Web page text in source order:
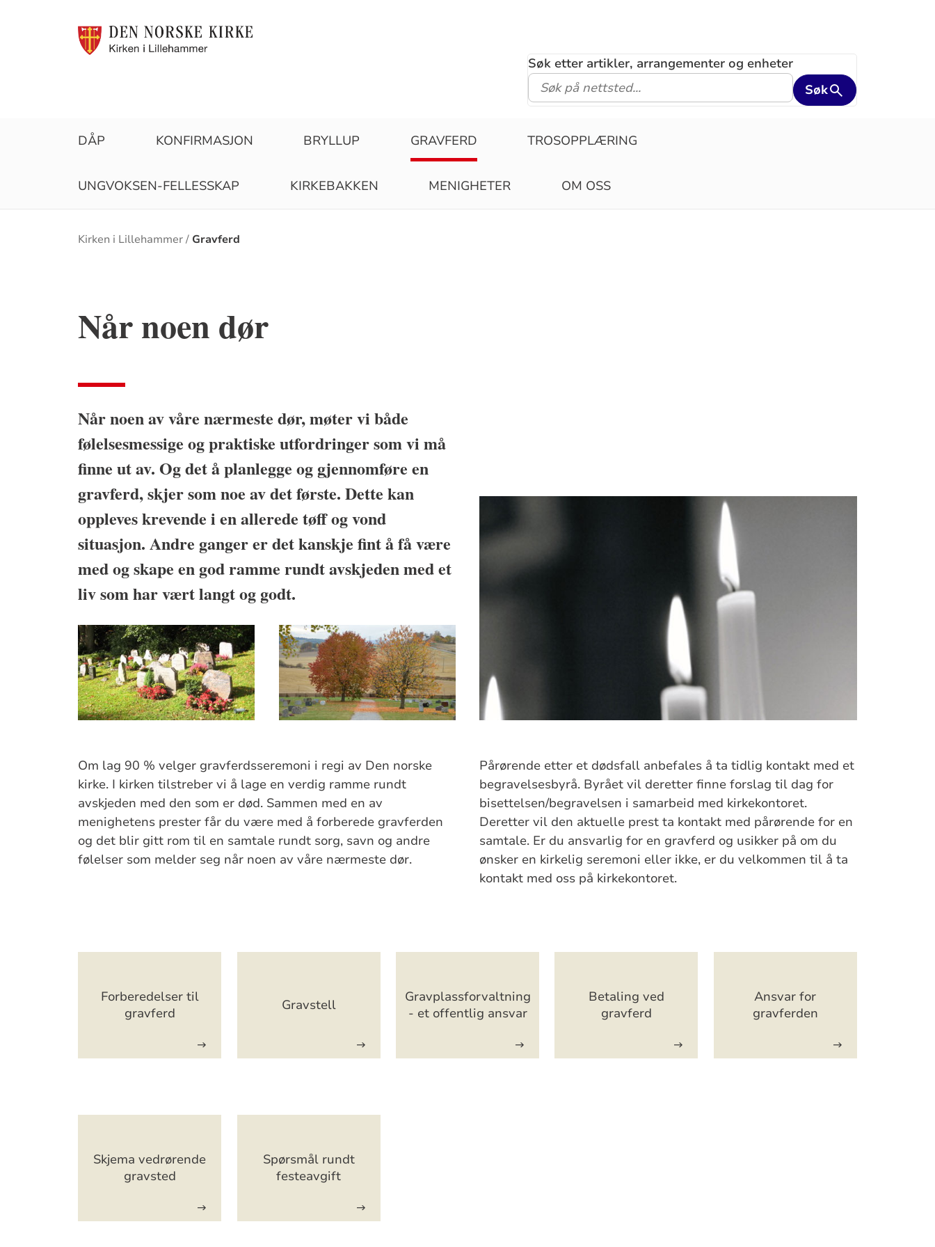
Søk etter artikler, arrangementer og enheter
Søk
DÅP KONFIRMASJON BRYLLUP GRAVFERD TROSOPPLÆRING
UNGVOKSEN-FELLESSKAP KIRKEBAKKEN MENIGHETER OM OSS
Brødsmulesti
Kirken i Lillehammer Gravferd
Når noen dør
Når noen av våre nærmeste dør, møter vi både
følelsesmessige og praktiske utfordringer som vi må
finne ut av. Og det å planlegge og gjennomføre en
gravferd, skjer som noe av det første. Dette kan
oppleves krevende i en allerede tøff og vond
situasjon. Andre ganger er det kanskje fint å få være
med og skape en god ramme rundt avskjeden med et
liv som har vært langt og godt.
Om lag 90 % velger gravferdsseremoni i regi av Den norske
kirke. I kirken tilstreber vi å lage en verdig ramme rundt
avskjeden med den som er død. Sammen med en av
menighetens prester får du være med å forberede gravferden
og det blir gitt rom til en samtale rundt sorg, savn og andre
følelser som melder seg når noen av våre nærmeste dør.
Pårørende etter et dødsfall anbefales å ta tidlig kontakt med et
begravelsesbyrå. Byrået vil deretter finne forslag til dag for
bisettelsen/begravelsen i samarbeid med kirkekontoret.
Deretter vil den aktuelle prest ta kontakt med pårørende for en
samtale. Er du ansvarlig for en gravferd og usikker på om du
ønsker en kirkelig seremoni eller ikke, er du velkommen til å ta
kontakt med oss på kirkekontoret.
Forberedelser til
gravferd
Gravstell
Gravplassforvaltning
- et offentlig ansvar
Betaling ved
gravferd
Ansvar for
gravferden
Skjema vedrørende
gravsted
Spørsmål rundt
festeavgift